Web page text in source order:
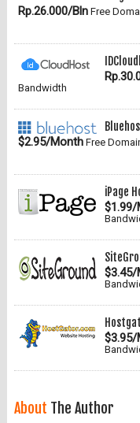
Rp.26.000/BlnFree
Bandwidth
$2.95/MonthFree
iPage
$1.99/
$3.45/
$3.95/
About The Author